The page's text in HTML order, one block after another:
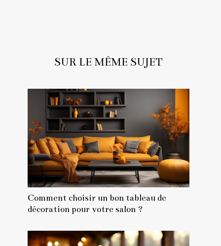
SUR LE MÊME SUJET
Comment choisir un bon tableau de
décoration pour votre salon ?